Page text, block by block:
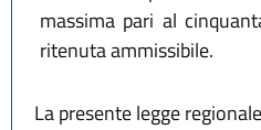
massima pari al
ritenuta ammissibile.
La presente legge